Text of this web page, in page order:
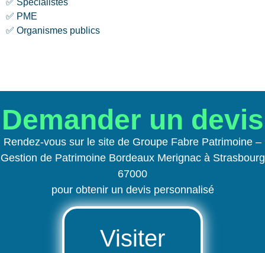
✅ Spécialistes
✅ PME
✅ Organismes publics
Demander un devis
Rendez-vous sur le site de Groupe Fabre Patrimoine –
Gestion de Patrimoine Bordeaux Merignac à Strasbourg
67000
pour obtenir un devis personnalisé
Visiter